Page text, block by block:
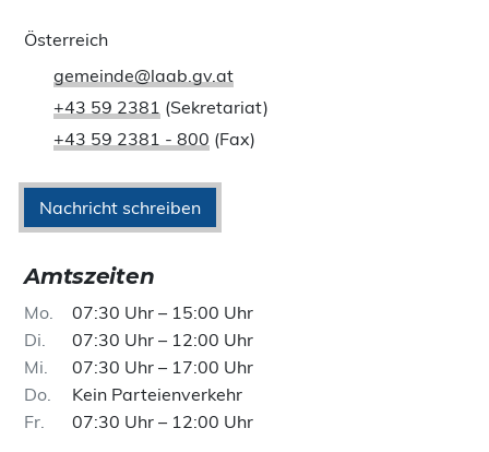
Österreich
gemeinde@laab.gv.at
+43 59 2381 (Sekretariat)
+43 59 2381 - 800 (Fax)
Nachricht schreiben
Amtszeiten
Mo
07:30 Uhr – 15:00 Uhr
Di
07:30 Uhr – 12:00 Uhr
Mi
07:30 Uhr – 17:00 Uhr
Do
Kein Parteienverkehr
Fr
07:30 Uhr – 12:00 Uhr